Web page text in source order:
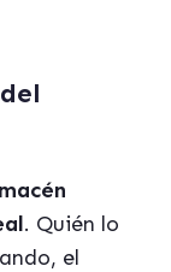
. Quién lo
el